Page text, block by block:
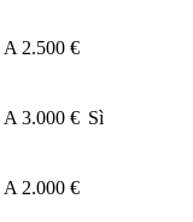
A 2.500 €
A 3.000 € Sì
A 2.000 €